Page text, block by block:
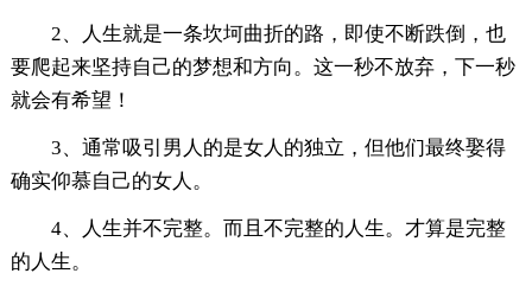
2、人生就是一条坎坷曲折的路，即使不断跌倒，也
要爬起来坚持自己的梦想和方向。这一秒不放弃，下一秒
就会有希望！
3、通常吸引男人的是女人的独立，但他们最终娶得
确实仰慕自己的女人。
4、人生并不完整。而且不完整的人生。才算是完整
的人生。